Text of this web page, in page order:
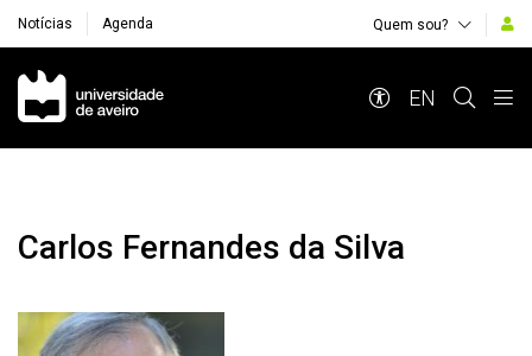
Notícias Agenda Quem sou?
Navegação Principal
EN
Carlos Fernandes da Silva